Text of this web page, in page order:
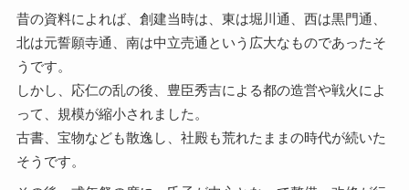
昔の資料によれば、創建当時は、東は堀川通、西は黒門通、
北は元誓願寺通、南は中立売通という広大なものであったそ
うです。
しかし、応仁の乱の後、豊臣秀吉による都の造営や戦火によ
って、規模が縮小されました。
古書、宝物なども散逸し、社殿も荒れたままの時代が続いた
そうです。